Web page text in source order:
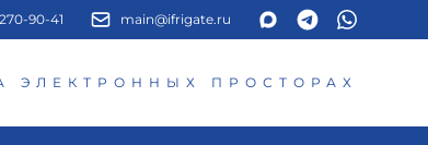
90-41 main@ifrigate.ru
ПРОСТОРАХ